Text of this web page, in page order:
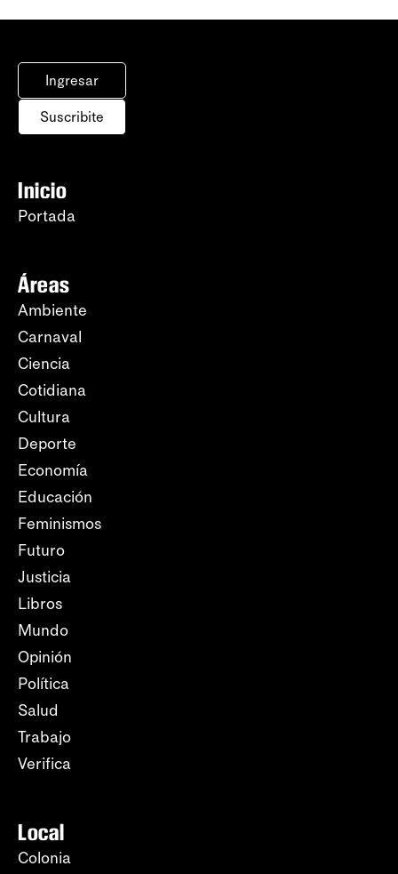
Ingresar
Suscribite
Inicio
Portada
Áreas
Ambiente
Carnaval
Ciencia
Cotidiana
Cultura
Deporte
Economía
Educación
Feminismos
Futuro
Justicia
Libros
Mundo
Opinión
Política
Salud
Trabajo
Verifica
Local
Colonia